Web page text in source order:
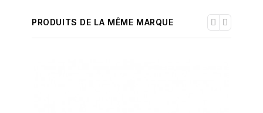
PRODUITS DE LA MÊME MARQUE